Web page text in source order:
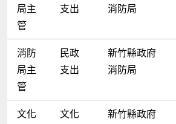
局主
管
支出
消防局
消防
局主
管
民政
支出
新竹縣政府
消防局
文化
文化
新竹縣政府